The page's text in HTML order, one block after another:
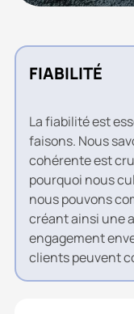
FIABILITÉ
La fiabilité est
faisons. Nous
cohérente est
pourquoi nous
nous pouvons
créant ainsi une
engagement
clients peuvent